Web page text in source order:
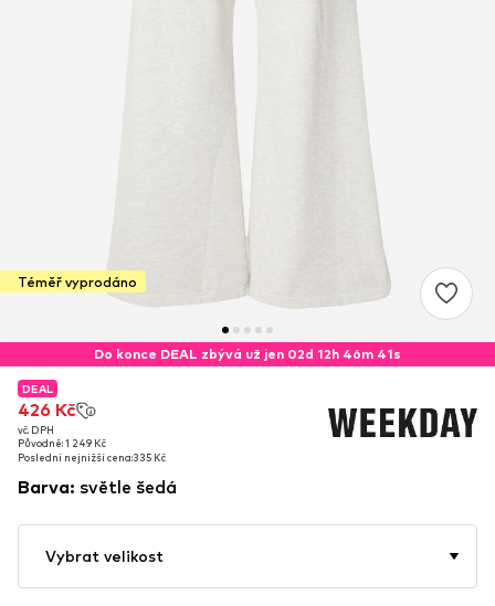
Téměř vyprodáno
Do konce DEAL zbývá už jen 02d 12h 46m 40s
DEAL
426 Kč
vč. DPH
Původně: 1 249 Kč
Poslední nejnižší cena:335 Kč
DEAL
426 Kč
vč. DPH
Původně: 1 249 Kč
Poslední nejnižší cena:335 Kč
Barva: světle šedá
Vybrat velikost